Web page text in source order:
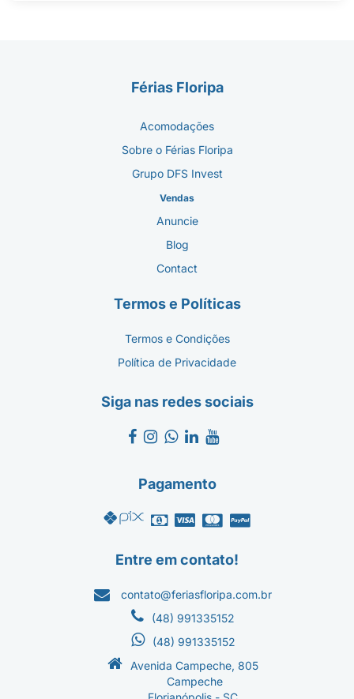
Férias Floripa
Acomodações
Sobre o Férias Floripa
Grupo DFS Invest
Vendas
Anuncie
Blog
Contact
Termos e Políticas
Termos e Condições
Política de Privacidade
Siga nas redes sociais
Pagamento
Entre em contato!
contato@feriasfloripa.com.br
(48) 991335152
(48) 991335152
Avenida Campeche, 805
Campeche